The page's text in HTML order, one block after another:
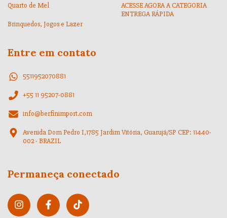
Quarto de Mel
Brinquedos, Jogos e Lazer
ACESSE AGORA A CATEGORIA
ENTREGA RÁPIDA
Entre em contato
5511952070881
+55 11 95207-0881
info@berfinimport.com
Avenida Dom Pedro I,1785 Jardim Vitória, Guarujá/SP CEP: 11440-
002 - BRAZIL
Permaneça conectado